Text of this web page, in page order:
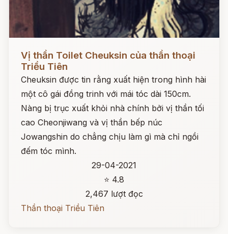
Đọc ngay
Vị thần Toilet Cheuksin của thần thoại
Triều Tiên
Cheuksin được tin rằng xuất hiện trong hình hài
một cô gái đồng trinh với mái tóc dài 150cm.
Nàng bị trục xuất khỏi nhà chính bởi vị thần tối
cao Cheonjiwang và vị thần bếp núc
Jowangshin do chẳng chịu làm gì mà chỉ ngồi
đếm tóc mình.
29-04-2021
⭐ 4.8
2,467 lượt đọc
Thần thoại Triều Tiên